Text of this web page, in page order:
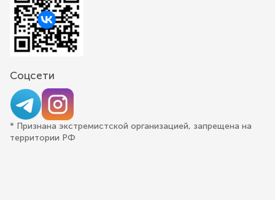
Соцсети
* Признана экстремистской организацией, запрещена на
территории РФ